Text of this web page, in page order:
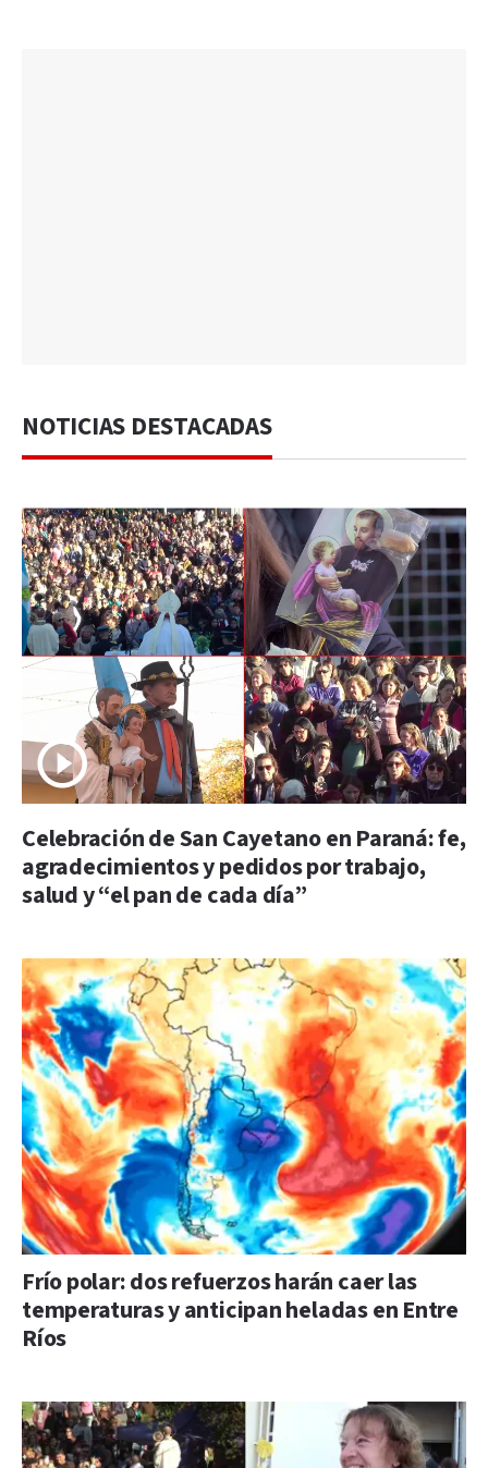
NOTICIAS DESTACADAS
Celebración de San Cayetano en Paraná: fe,
agradecimientos y pedidos por trabajo,
salud y “el pan de cada día”
Frío polar: dos refuerzos harán caer las
temperaturas y anticipan heladas en Entre
Ríos